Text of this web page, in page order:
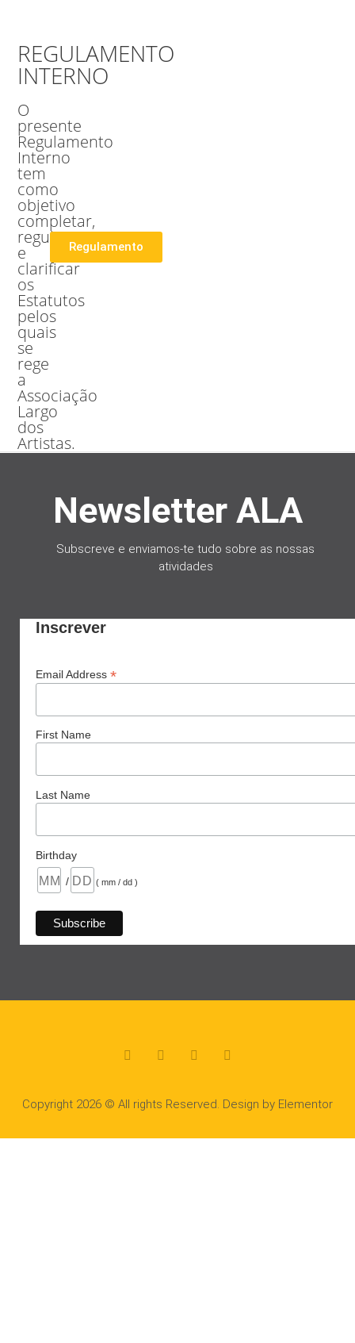
REGULAMENTO
INTERNO
O
presente
Regulamento
Interno
tem
como
objetivo
completar,
regular
e
clarificar
os
Estatutos
pelos
quais
se
rege
a
Associação
Largo
dos
Artistas.
Regulamento
Newsletter ALA
Subscreve e enviamos-te tudo sobre as nossas
atividades
Inscrever
Email Address *
First Name
Last Name
Birthday
/ ( mm / dd )
Copyright 2026 © All rights Reserved. Design by Elementor